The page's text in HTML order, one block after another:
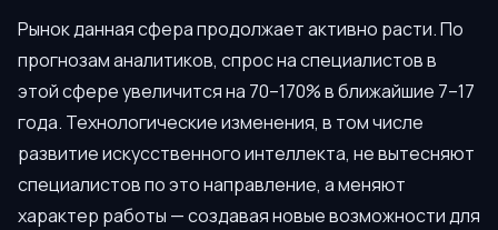
Рынок данная сфера продолжает активно расти. По
прогнозам аналитиков, спрос на специалистов в
этой сфере увеличится на 70–170% в ближайшие 7–17
года. Технологические изменения, в том числе
развитие искусственного интеллекта, не вытесняют
специалистов по это направление, а меняют
характер работы — создавая новые возможности для